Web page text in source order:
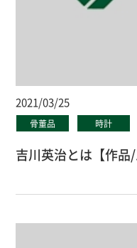
2021/03/25
骨董品 時計
吉川英治とは【作品